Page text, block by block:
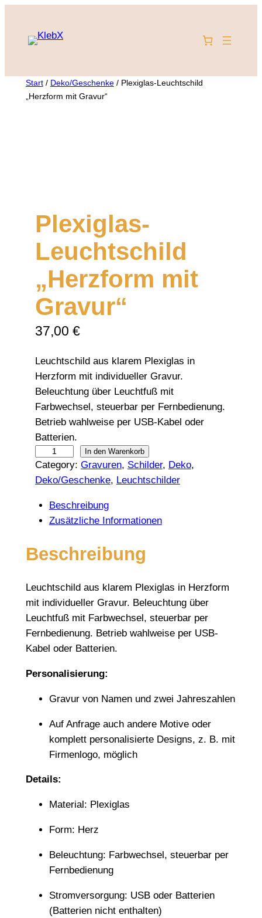
springen
Start/ Deko/Geschenke/ Plexiglas-Leuchtschild
„Herzform mit Gravur“
Plexiglas-
Leuchtschild
„Herzform mit
Gravur“
37,00 €
Leuchtschild aus klarem Plexiglas in
Herzform mit individueller Gravur.
Beleuchtung über Leuchtfuß mit
Farbwechsel, steuerbar per Fernbedienung.
Betrieb wahlweise per USB-Kabel oder
Batterien.
l
e
a
-
L
e
u
c
t
s
h
H
In den Warenkorb
Category: Gravuren, Schilder, Deko
Deko/Geschenke, Leuchtschilder
Beschreibung
Zusätzliche Informationen
Beschreibung
Leuchtschild aus klarem Plexiglas in Herzform
mit individueller Gravur. Beleuchtung über
Leuchtfuß mit Farbwechsel, steuerbar per
Fernbedienung. Betrieb wahlweise per USB-
Kabel oder Batterien.
Personalisierung:
Gravur von Namen und zwei Jahreszahlen
Auf Anfrage auch andere Motive oder
komplett personalisierte Designs, z. B. mit
Firmenlogo, möglich
Details:
Material: Plexiglas
Form: Herz
Beleuchtung: Farbwechsel, steuerbar per
Fernbedienung
Stromversorgung: USB oder Batterien
(Batterien nicht enthalten)